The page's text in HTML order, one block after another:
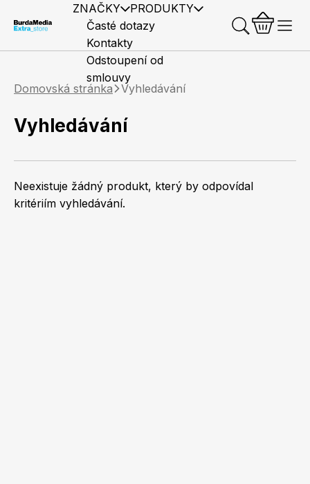
ZNAČKY PRODUKTY
Elle Burda Style
Předplatné časopisů Časopisy
Časté dotazy
Kontakty
Odstoupení od
smlouvy
Domovská stránka
Vyhledávání
Vyhledávání
Neexistuje žádný produkt, který by odpovídal
kritériím vyhledávání.